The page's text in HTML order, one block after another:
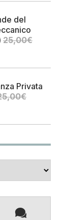
del
25,00€
Privata
€